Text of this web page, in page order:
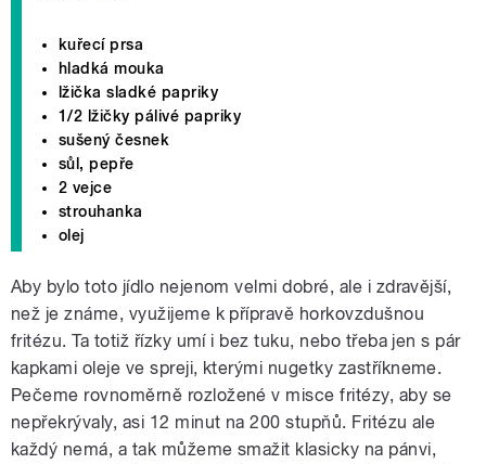
kuřecí prsa
hladká mouka
lžička sladké papriky
1/2 lžičky pálivé papriky
sušený česnek
sůl, pepře
2 vejce
strouhanka
olej
Aby bylo toto jídlo nejenom velmi dobré, ale i zdravější,
než je známe, využijeme k přípravě horkovzdušnou
fritézu. Ta totiž řízky umí i bez tuku, nebo třeba jen s pár
kapkami oleje ve spreji, kterými nugetky zastříkneme.
Pečeme rovnoměrně rozložené v misce fritézy, aby se
nepřekrývaly, asi 12 minut na 200 stupňů. Fritézu ale
každý nemá, a tak můžeme smažit klasicky na pánvi,